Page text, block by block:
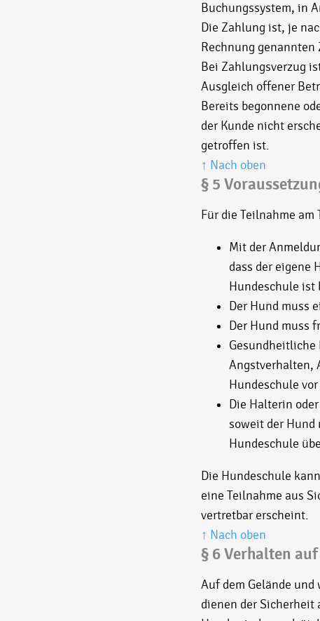
Buchungssystem, in
Die Zahlung ist, je
Rechnung
Bei Zahlungsverzug
Ausgleich offener
Bereits begonnene
der Kunde nicht
getroffen ist.
↑ Nach oben
§ 5
Für die Teilnahme
Mit der
dass der eigene
Hundeschule
Der Hund muss
Der Hund muss
Angstverhalten,
Hundeschule
Die Halterin
soweit der Hund
Hundeschule
Die Hundeschule
eine Teilnahme aus
vertretbar erscheint.
↑ Nach oben
§ 6 Verhalten
Auf dem Gelände
dienen der Sicherheit